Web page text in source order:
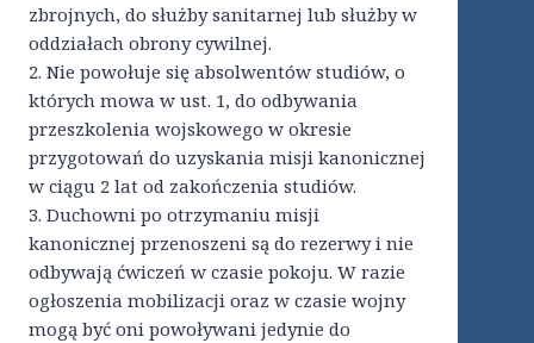
zbrojnych, do służby sanitarnej lub służby w
oddziałach obrony cywilnej.
2. Nie powołuje się absolwentów studiów, o
których mowa w ust. 1, do odbywania
przeszkolenia wojskowego w okresie
przygotowań do uzyskania misji kanonicznej
w ciągu 2 lat od zakończenia studiów.
3. Duchowni po otrzymaniu misji
kanonicznej przenoszeni są do rezerwy i nie
odbywają ćwiczeń w czasie pokoju. W razie
ogłoszenia mobilizacji oraz w czasie wojny
mogą być oni powoływani jedynie do